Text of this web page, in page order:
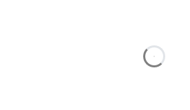
godzin